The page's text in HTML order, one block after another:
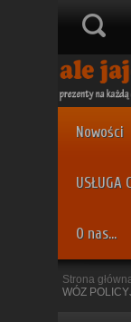
Nowości
USŁUGA
O nas...
Strona
WÓZ